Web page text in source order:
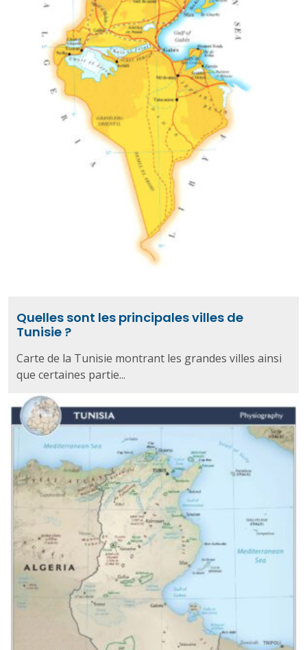
Quelles sont les principales villes de
Tunisie ?
Carte de la Tunisie montrant les grandes villes ainsi
que certaines partie...